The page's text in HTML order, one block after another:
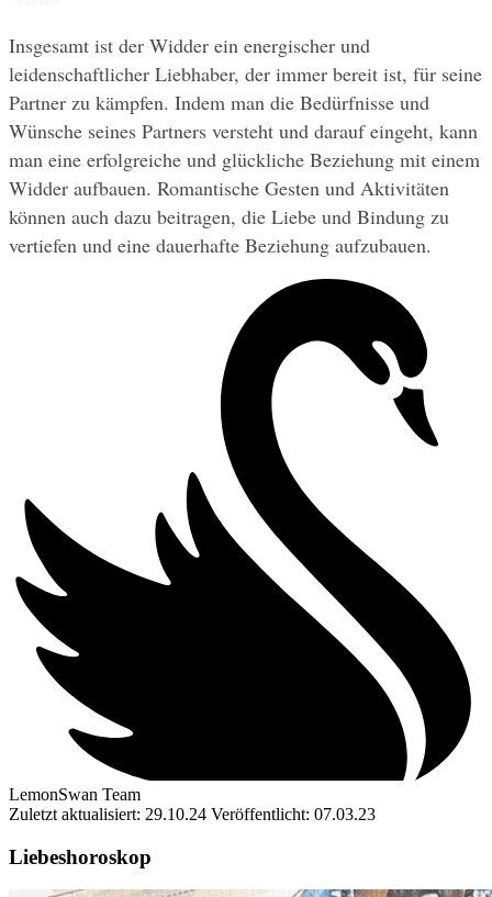
Insgesamt ist der Widder ein energischer und
leidenschaftlicher Liebhaber, der immer bereit ist, für seine
Partner zu kämpfen. Indem man die Bedürfnisse und
Wünsche seines Partners versteht und darauf eingeht, kann
man eine erfolgreiche und glückliche Beziehung mit einem
Widder aufbauen. Romantische Gesten und Aktivitäten
können auch dazu beitragen, die Liebe und Bindung zu
vertiefen und eine dauerhafte Beziehung aufzubauen.
LemonSwan Team
Zuletzt aktualisiert: 29.10.24 Veröffentlicht: 07.03.23
Liebeshoroskop